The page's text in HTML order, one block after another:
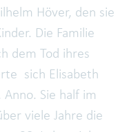
Höver, den sie
Die Familie
dem Tod ihres
sich Elisabeth
Sie half im
viele Jahre die